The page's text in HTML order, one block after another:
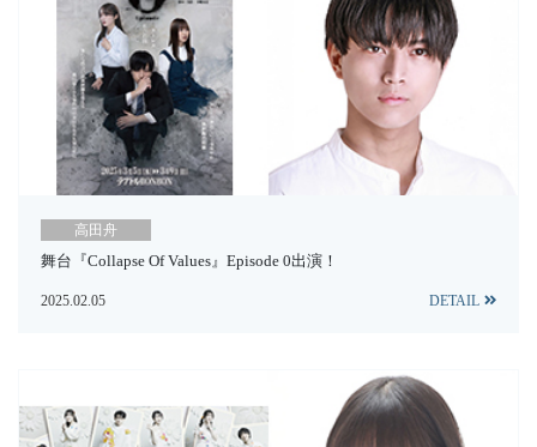
高田舟
舞台『Collapse Of Values』Episode 0出演！
2025.02.05 DETAIL